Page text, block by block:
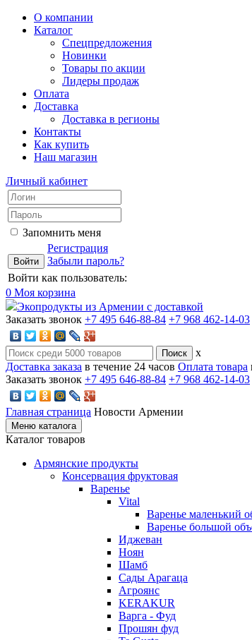
О компании
Каталог
Спецпредложения
Новинки
Товары по акции
Лидеры продаж
Оплата
Доставка
Доставка в регионы
Контакты
Как купить
Наш магазин
Личный кабинет
Запомнить меня
Регистрация
Забыли пароль?
Войти как пользователь:
0 Моя корзина
Экопродукты из Армении с доставкой
Заказать звонок +7 495 646-88-84 +7 968 462-14-03
x
Доставка заказа в течение 24 часов Оплата товара
Заказать звонок +7 495 646-88-84 +7 968 462-14-03
Главная страница Новости Армении
Меню каталога
Каталог товаров
Армянские продукты
Консервация фруктовая
Варенье
Vital
Варенье маленький
Варенье большой
Иджеван
Ноян
Шамб
Сады Арагаца
Агроянс
KERAKUR
Варга - Фуд
Прошян фуд